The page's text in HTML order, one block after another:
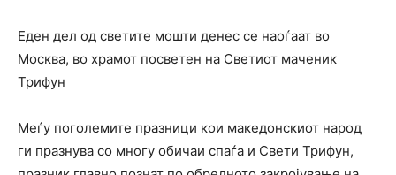
Еден дел од светите мошти денес се наоѓаат во
Москва, во храмот посветен на Светиот маченик
Трифун
Меѓу поголемите празници кои македонскиот народ
ги празнува со многу обичаи спаѓа и Свети Трифун,